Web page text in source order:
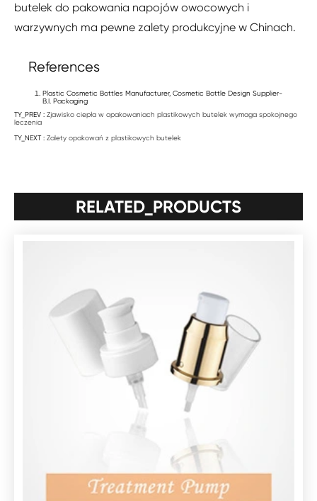
butelek do pakowania napojów owocowych i
warzywnych ma pewne zalety produkcyjne w Chinach.
References
Plastic Cosmetic Bottles Manufacturer, Cosmetic Bottle Design Supplier-
B.I. Packaging
TY_PREV : Zjawisko ciepła w opakowaniach plastikowych butelek wymaga spokojnego
leczenia
TY_NEXT : Zalety opakowań z plastikowych butelek
RELATED_PRODUCTS